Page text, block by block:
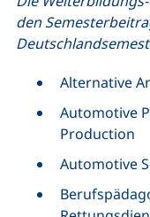
den
Alternative
Automotive
Production
Automotive